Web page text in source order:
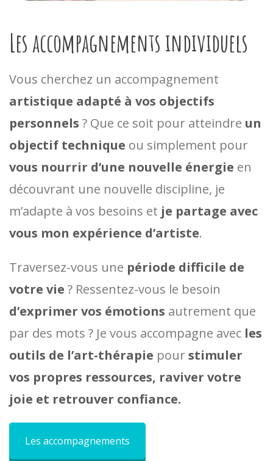
Les accompagnements individuels
Vous cherchez un accompagnement
artistique adapté à vos objectifs
personnels ? Que ce soit pour atteindre un
objectif technique ou simplement pour
vous nourrir d’une nouvelle énergie en
découvrant une nouvelle discipline, je
m’adapte à vos besoins et je partage avec
vous mon expérience d’artiste.
Traversez-vous une période difficile de
votre vie ? Ressentez-vous le besoin
d’exprimer vos émotions autrement que
par des mots ? Je vous accompagne avec les
outils de l’art-thérapie pour stimuler
vos propres ressources, raviver votre
joie et retrouver confiance.
Les accompagnements